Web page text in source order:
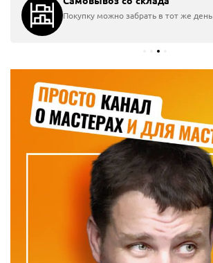
Покупку можно забрать в тот же день